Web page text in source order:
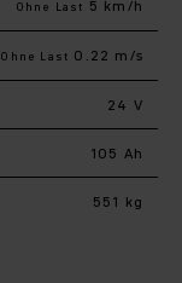
Ohne Last 5 km/h
Ohne Last 0.22 m/s
24 V
105 Ah
551 kg